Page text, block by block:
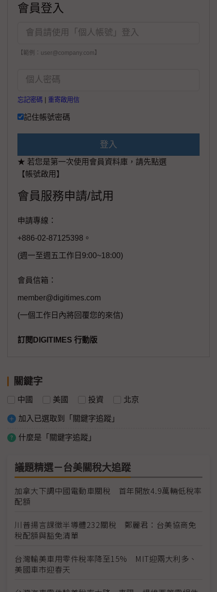
會員登入
【範例：user@company.com】
忘記密碼 重寄啟用信
記住帳號密碼
登入
★ 若您是第一次使用會員資料庫，請先點選
【帳號啟用】
會員服務申請/試用
申請專線：
+886-02-87125398。
(週一至週五工作日9:00~18:00)
會員信箱：
member@digitimes.com
(一個工作日內將回覆您的來信)
訂閱DIGITIMES 行動版
關鍵字
中國 美國 投資 北京
加入已選取到「關鍵字追蹤」
什麼是「關鍵字追蹤」
議題精選－台美關稅大追蹤
加拿大下調中國電動車關稅 首年開放4.9萬輛低稅率
配額
川普揚言課徵半導體232關稅 鄭麗君：台美協商免
稅配額與豁免清單
台灣輸美車用零件稅率降至15% MIT迎兩大利多、
美國車市迎春天